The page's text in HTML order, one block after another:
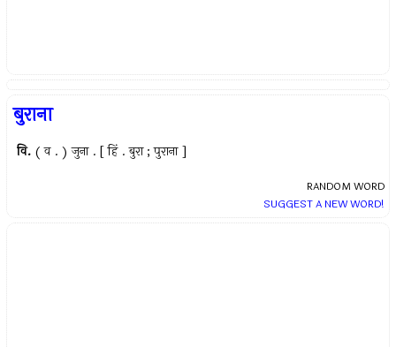
बुराना
वि. ( व . ) जुना . [ हिं . बुरा ; पुराना ]
RANDOM WORD
SUGGEST A NEW WORD!